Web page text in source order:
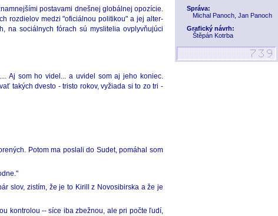
Správa:
Michal Panoch, Jan Panoch
Grafický návrh:
Štěpán Kotrba
postavami dnešnej globálnej opozície.
rozdielov medzi "oficiálnou politikou" a jej alter-
na sociálnych fórach sú myslitelia ovplyvňujúci
Aj som ho videl... a uvidel som aj jeho koniec.
takých dvesto - tristo rokov, vyžiada si to zo tri -
Potom ma poslali do Sudet, pomáhal som
slov, zistím, že je to Kirill z Novosibirska a že je
kontrolou -- síce iba zbežnou, ale pri počte ľudí,